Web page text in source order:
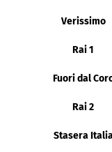
Verissimo
Rai 1
Fuori dal
Rai 2
Stasera